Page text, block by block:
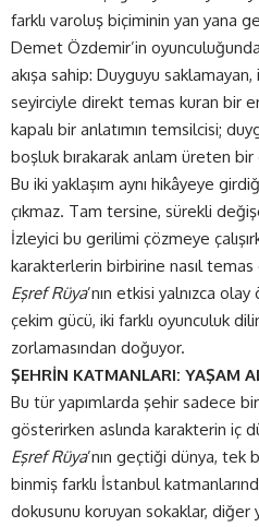
farklı varoluş biçiminin yan yana
Demet Özdemir’in
akışa sahip: Duyguyu saklamayan,
seyirciyle direkt temas kuran bir
kapalı bir anlatımın temsilcisi;
boşluk bırakarak anlam üreten bir
Bu iki yaklaşım aynı hikâyeye
çıkmaz. Tam tersine, sürekli
İzleyici bu gerilimi çözmeye
karakterlerin birbirine nasıl
Eşref Rüya’nın etkisi yalnızca
çekim gücü, iki farklı oyunculuk
zorlamasından doğuyor.
ŞEHRİN KATMANLARI: YAŞAM
Bu tür yapımlarda şehir sadece
gösterirken aslında karakterin iç
Eşref Rüya’nın geçtiği dünya,
binmiş farklı İstanbul
dokusunu koruyan sokaklar, diğer